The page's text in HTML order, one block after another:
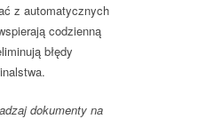
z automatycznych
codzienną
błędy
dokumenty na